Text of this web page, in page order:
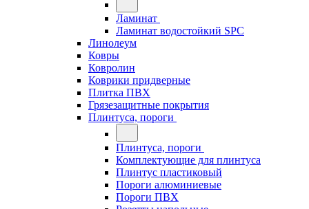
Ламинат
Ламинат водостойкий SPC
Линолеум
Ковры
Ковролин
Коврики придверные
Плитка ПВХ
Грязезащитные покрытия
Плинтуса, пороги
Плинтуса, пороги
Комплектующие для плинтуса
Плинтус пластиковый
Пороги алюминиевые
Пороги ПВХ